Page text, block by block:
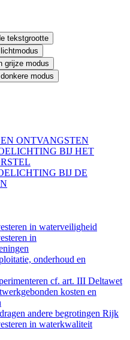
tekstgrootte
grijze modus
modus
ONTVANGSTEN
BIJ HET
BIJ DE
in waterveiligheid
in
onderhoud en
cf. art. III Deltawet
kosten en
andere begrotingen Rijk
in waterkwaliteit